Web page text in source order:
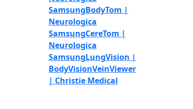
SamsungBodyTom |
Neurologica
SamsungCereTom |
Neurologica
SamsungLungVision |
BodyVisionVeinViewer
| Christie Medical